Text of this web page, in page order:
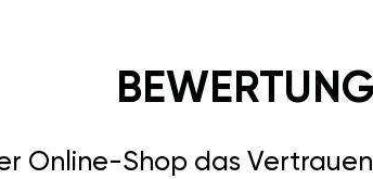
Online-Shop das